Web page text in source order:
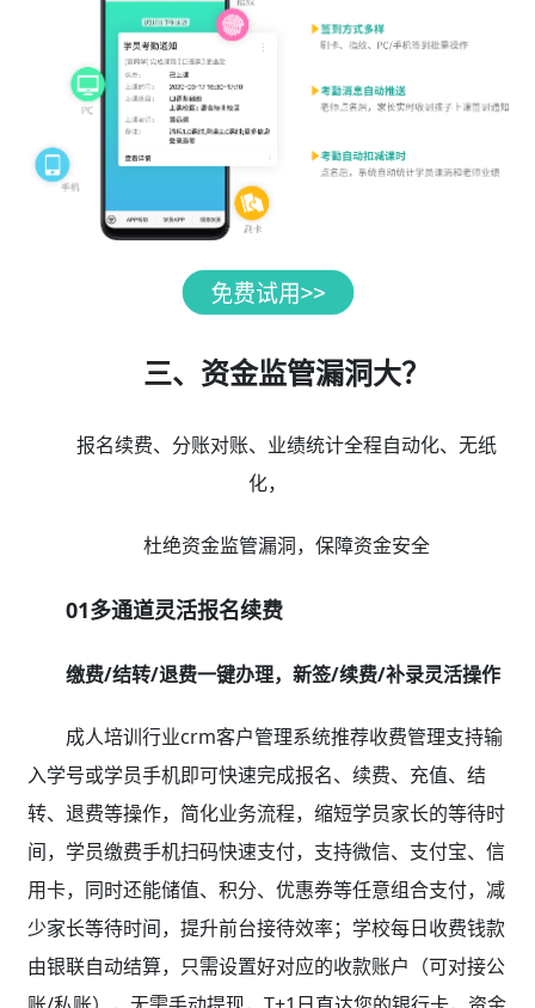
三、资金监管漏洞大？
报名续费、分账对账、业绩统计全程自动化、无纸
化，
杜绝资金监管漏洞，保障资金安全
01多通道灵活报名续费
缴费/结转/退费一键办理，新签/续费/补录灵活操作
成人培训行业crm客户管理系统推荐收费管理支持输
入学号或学员手机即可快速完成报名、续费、充值、结
转、退费等操作，简化业务流程，缩短学员家长的等待时
间，学员缴费手机扫码快速支付，支持微信、支付宝、信
用卡，同时还能储值、积分、优惠券等任意组合支付，减
少家长等待时间，提升前台接待效率；学校每日收费钱款
由银联自动结算，只需设置好对应的收款账户（可对接公